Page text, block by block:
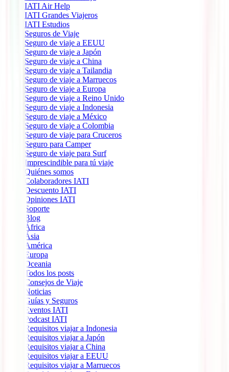
IATI Air Help
IATI Grandes Viajeros
IATI Estudios
Seguros de Viaje
Seguro de viaje a EEUU
Seguro de viaje a Japón
Seguro de viaje a China
Seguro de viaje a Tailandia
Seguro de viaje a Marruecos
Seguro de viaje a Europa
Seguro de viaje a Reino Unido
Seguro de viaje a Indonesia
Seguro de viaje a México
Seguro de viaje a Colombia
Seguro de viaje para Cruceros
Seguro para Camper
Seguro de viaje para Surf
Imprescindible para tú viaje
Quiénes somos
Colaboradores IATI
Descuento IATI
Opiniones IATI
Soporte
Blog
África
Ásia
América
Europa
Oceania
Todos los posts
Consejos de Viaje
Noticias
Guías y Seguros
Eventos IATI
Podcast IATI
Requisitos viajar a Indonesia
Requisitos viajar a Japón
Requisitos viajar a China
Requisitos viajar a EEUU
Requisitos viajar a Marruecos